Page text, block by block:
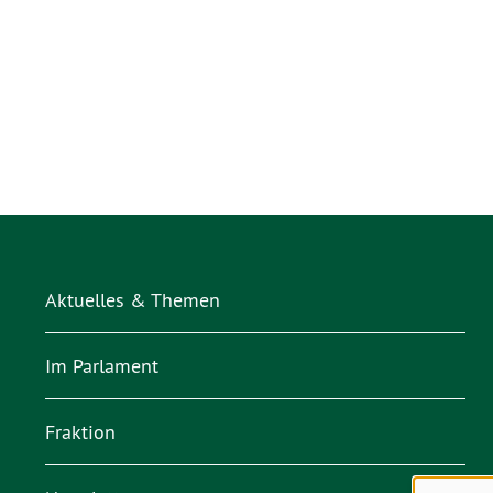
Aktuelles & Themen
Im Parlament
Fraktion